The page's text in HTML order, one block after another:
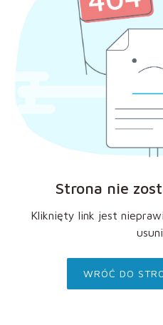
Strona nie
Kliknięty link jest
WRÓĆ DO